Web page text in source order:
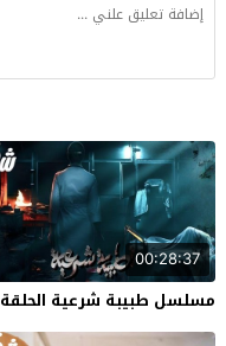
00:28:37
مسلسل طبيبة شرعية الحلقة 19